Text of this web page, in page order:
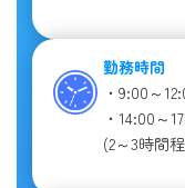
勤務時間
・9:00～
・14:00～
(2～3時間